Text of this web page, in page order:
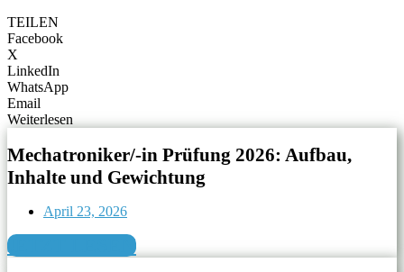
TEILEN
Facebook
X
LinkedIn
WhatsApp
Email
Weiterlesen
Mechatroniker/-in Prüfung 2026: Aufbau,
Inhalte und Gewichtung
April 23, 2026
JETZT LESEN